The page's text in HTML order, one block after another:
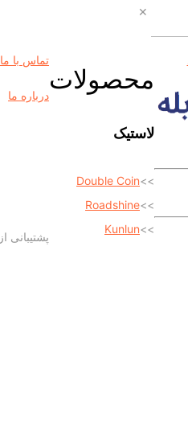
✕
محصولات
لاستیک
>>
Double Coin
>>
Roadshine
>>
Kunlun
تماس با ما
درباره ما
پشتیبانی از